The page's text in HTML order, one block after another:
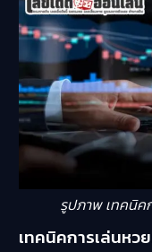
รูปภาพ เทคนิค
เทคนิคการเล่นหว